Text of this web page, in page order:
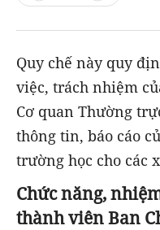
Quy chế này quy
việc, trách nhiệm
Cơ quan Thường
thông tin, báo cáo
trường học cho các
Chức năng,
thành viên Ban